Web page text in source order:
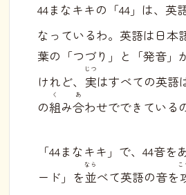
44まなキキの「44」は、英
なっているわ。英語は日本
葉の「つづり」と「発音」
けれど、 実
じつ
はすべての英語
の組
く
み合
あ
わせでできている
「44まなキキ」で、44音を
ード」を並
なら
べて英語の音を
こ